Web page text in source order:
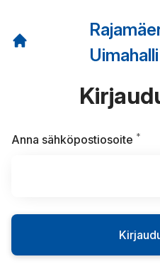
Anna sähköpostiosoite *